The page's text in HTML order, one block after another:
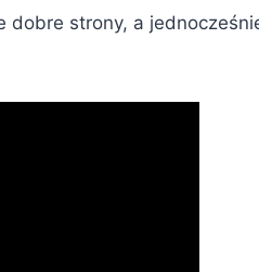
strony, a